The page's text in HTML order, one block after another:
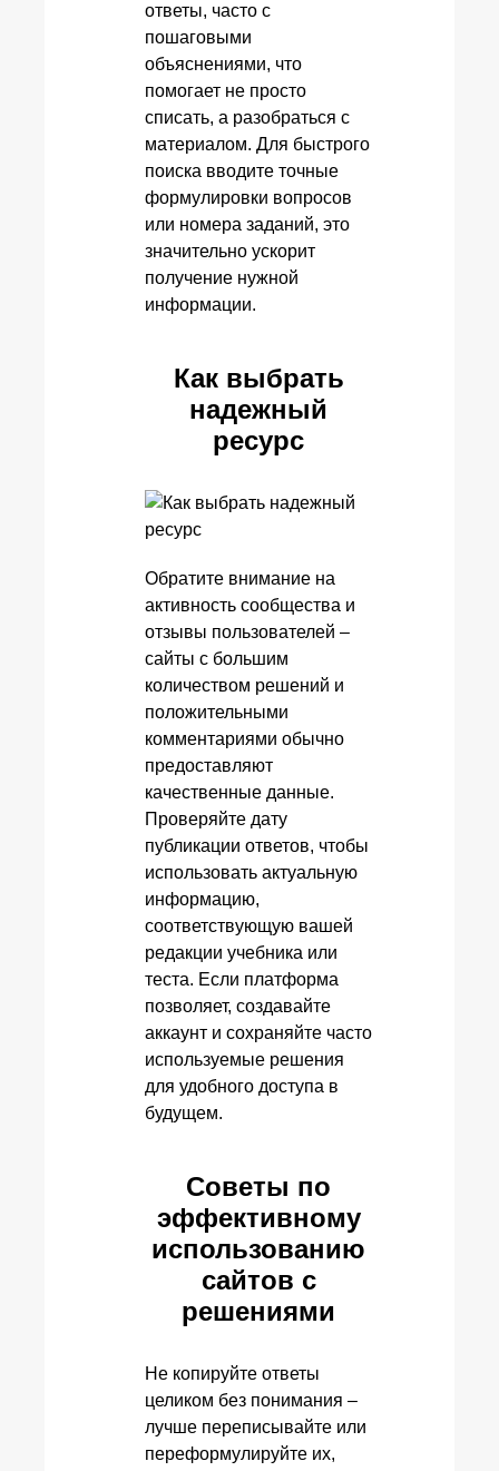
ответы, часто с
пошаговыми
объяснениями, что
помогает не просто
списать, а разобраться с
материалом. Для быстрого
поиска вводите точные
формулировки вопросов
или номера заданий, это
значительно ускорит
получение нужной
информации.
Как выбрать
надежный
ресурс
Обратите внимание на
активность сообщества и
отзывы пользователей –
сайты с большим
количеством решений и
положительными
комментариями обычно
предоставляют
качественные данные.
Проверяйте дату
публикации ответов, чтобы
использовать актуальную
информацию,
соответствующую вашей
редакции учебника или
теста. Если платформа
позволяет, создавайте
аккаунт и сохраняйте часто
используемые решения
для удобного доступа в
будущем.
Советы по
эффективному
использованию
сайтов с
решениями
Не копируйте ответы
целиком без понимания –
лучше переписывайте или
переформулируйте их,